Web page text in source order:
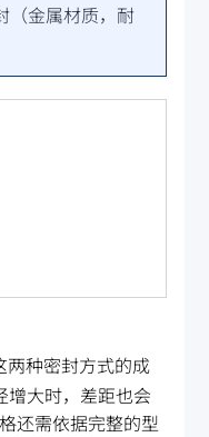
（金属材质，耐
两种密封方式的成
增大时，差距也会
还需依据完整的型